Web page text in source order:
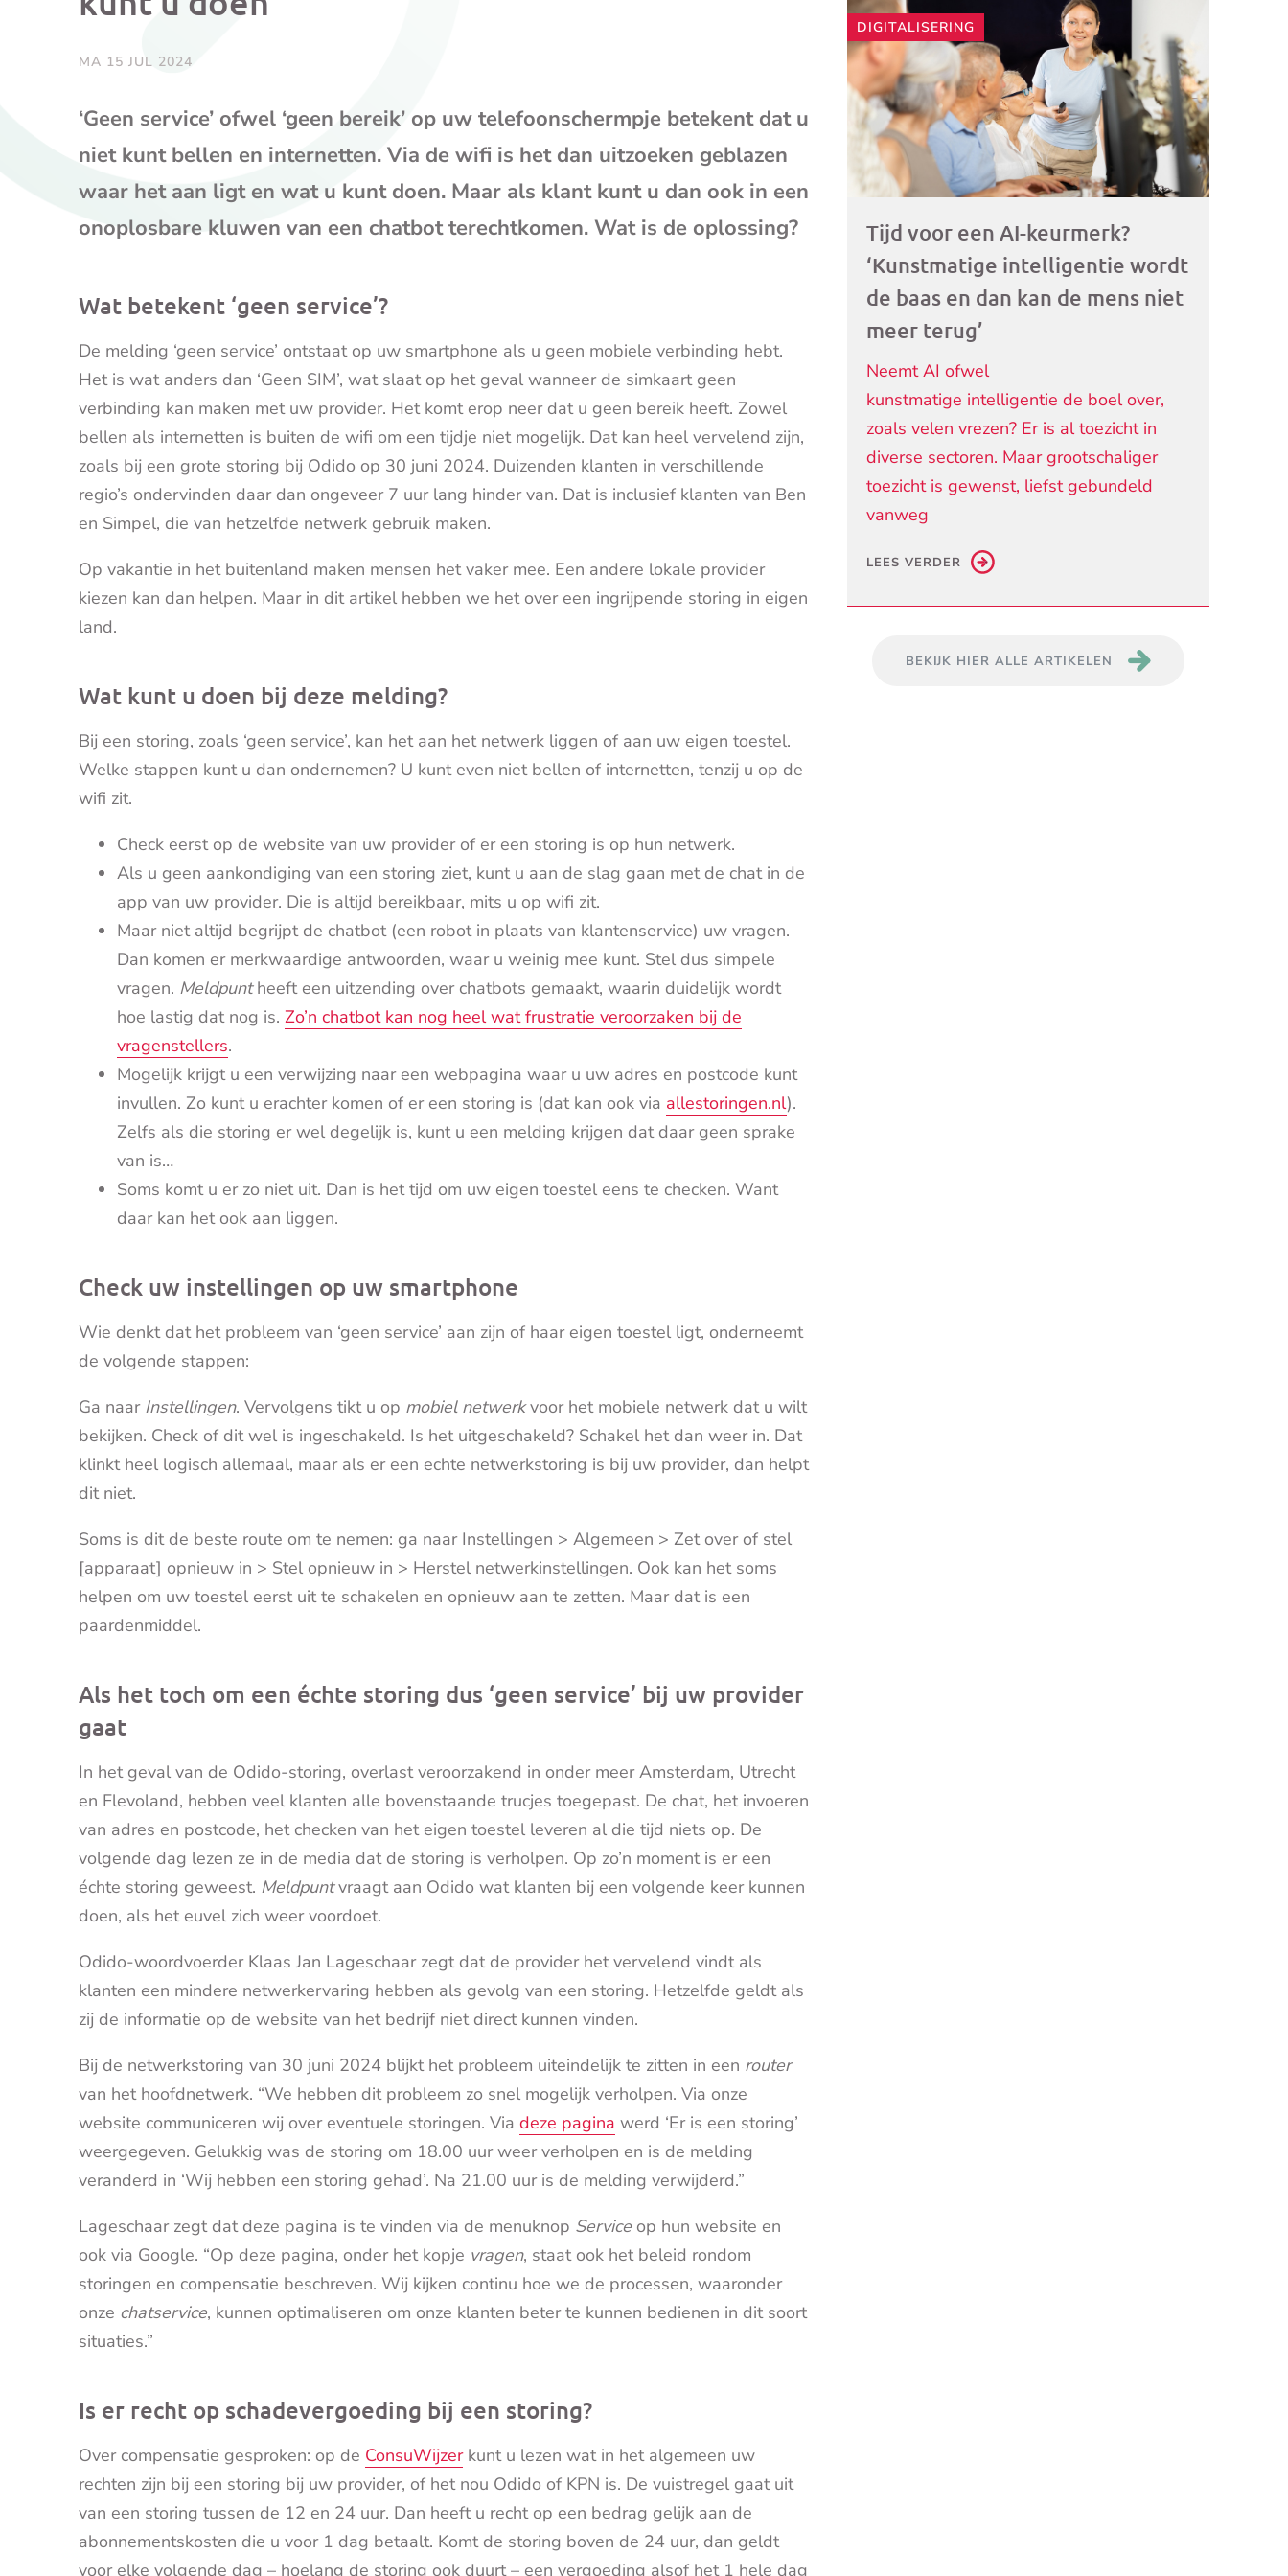
mailprogramma)
MA 15 JUL 2024
‘Geen service’ ofwel ‘geen bereik’ op uw telefoonschermpje betekent dat u
niet kunt bellen en internetten. Via de wifi is het dan uitzoeken geblazen
waar het aan ligt en wat u kunt doen. Maar als klant kunt u dan ook in een
onoplosbare kluwen van een chatbot terechtkomen. Wat is de oplossing?
Wat betekent ‘geen service’?
De melding ‘geen service’ ontstaat op uw smartphone als u geen mobiele verbinding hebt.
Het is wat anders dan ‘Geen SIM’, wat slaat op het geval wanneer de simkaart geen
verbinding kan maken met uw provider. Het komt erop neer dat u geen bereik heeft. Zowel
bellen als internetten is buiten de wifi om een tijdje niet mogelijk. Dat kan heel vervelend zijn,
zoals bij een grote storing bij Odido op 30 juni 2024. Duizenden klanten in verschillende
regio’s ondervinden daar dan ongeveer 7 uur lang hinder van. Dat is inclusief klanten van Ben
en Simpel, die van hetzelfde netwerk gebruik maken.
Op vakantie in het buitenland maken mensen het vaker mee. Een andere lokale provider
kiezen kan dan helpen. Maar in dit artikel hebben we het over een ingrijpende storing in eigen
land.
Wat kunt u doen bij deze melding?
Bij een storing, zoals ‘geen service’, kan het aan het netwerk liggen of aan uw eigen toestel.
Welke stappen kunt u dan ondernemen? U kunt even niet bellen of internetten, tenzij u op de
wifi zit.
Check eerst op de website van uw provider of er een storing is op hun netwerk.
Als u geen aankondiging van een storing ziet, kunt u aan de slag gaan met de chat in de
app van uw provider. Die is altijd bereikbaar, mits u op wifi zit.
Maar niet altijd begrijpt de chatbot (een robot in plaats van klantenservice) uw vragen.
Dan komen er merkwaardige antwoorden, waar u weinig mee kunt. Stel dus simpele
vragen. Meldpuntheeft een uitzending over chatbots gemaakt, waarin duidelijk wordt
hoe lastig dat nog is. Zo’n chatbot kan nog heel wat frustratie veroorzaken bij de
vragenstellers.
Mogelijk krijgt u een verwijzing naar een webpagina waar u uw adres en postcode kunt
invullen. Zo kunt u erachter komen of er een storing is (dat kan ook via allestoringen.nl).
Zelfs als die storing er wel degelijk is, kunt u een melding krijgen dat daar geen sprake
van is…
Soms komt u er zo niet uit. Dan is het tijd om uw eigen toestel eens te checken. Want
daar kan het ook aan liggen.
Check uw instellingen op uw smartphone
Wie denkt dat het probleem van ‘geen service’ aan zijn of haar eigen toestel ligt, onderneemt
de volgende stappen:
Ga naar Instellingen. Vervolgens tikt u op mobiel netwerkvoor het mobiele netwerk dat u wilt
bekijken. Check of dit wel is ingeschakeld. Is het uitgeschakeld? Schakel het dan weer in. Dat
klinkt heel logisch allemaal, maar als er een echte netwerkstoring is bij uw provider, dan helpt
dit niet.
Soms is dit de beste route om te nemen: ga naar Instellingen > Algemeen > Zet over of stel
[apparaat] opnieuw in > Stel opnieuw in > Herstel netwerkinstellingen. Ook kan het soms
helpen om uw toestel eerst uit te schakelen en opnieuw aan te zetten. Maar dat is een
paardenmiddel.
Als het toch om een échte storing dus ‘geen service’ bij uw provider
gaat
In het geval van de Odido-storing, overlast veroorzakend in onder meer Amsterdam, Utrecht
en Flevoland, hebben veel klanten alle bovenstaande trucjes toegepast. De chat, het invoeren
van adres en postcode, het checken van het eigen toestel leveren al die tijd niets op. De
volgende dag lezen ze in de media dat de storing is verholpen. Op zo’n moment is er een
échte storing geweest. Meldpuntvraagt aan Odido wat klanten bij een volgende keer kunnen
doen, als het euvel zich weer voordoet.
Odido-woordvoerder Klaas Jan Lageschaar zegt dat de provider het vervelend vindt als
klanten een mindere netwerkervaring hebben als gevolg van een storing. Hetzelfde geldt als
zij de informatie op de website van het bedrijf niet direct kunnen vinden.
Bij de netwerkstoring van 30 juni 2024 blijkt het probleem uiteindelijk te zitten in een router
van het hoofdnetwerk. “We hebben dit probleem zo snel mogelijk verholpen. Via onze
website communiceren wij over eventuele storingen. Via deze pagina werd ‘Er is een storing’
weergegeven. Gelukkig was de storing om 18.00 uur weer verholpen en is de melding
veranderd in ‘Wij hebben een storing gehad’. Na 21.00 uur is de melding verwijderd.”
Lageschaar zegt dat deze pagina is te vinden via de menuknop Service op hun website en
ook via Google. “Op deze pagina, onder het kopje vragen, staat ook het beleid rondom
storingen en compensatie beschreven. Wij kijken continu hoe we de processen, waaronder
onze chatservice, kunnen optimaliseren om onze klanten beter te kunnen bedienen in dit soort
situaties.”
Is er recht op schadevergoeding bij een storing?
Over compensatie gesproken: op de ConsuWijzerkunt u lezen wat in het algemeen uw
rechten zijn bij een storing bij uw provider, of het nou Odido of KPN is. De vuistregel gaat uit
van een storing tussen de 12 en 24 uur. Dan heeft u recht op een bedrag gelijk aan de
abonnementskosten die u voor 1 dag betaalt. Komt de storing boven de 24 uur, dan geldt
voor elke volgende dag – hoelang de storing ook duurt – een vergoeding alsof het 1 hele dag
DIGITALISERING
Tijd voor een AI-keurmerk?
‘Kunstmatige intelligentie wordt
de baas en dan kan de mens niet
meer terug’
Neemt AI ofwel
kunstmatige intelligentie de boel over,
zoals velen vrezen? Er is al toezicht in
diverse sectoren. Maar grootschaliger
toezicht is gewenst, liefst gebundeld
vanweg
LEES VERDER
BEKIJK HIER ALLE ARTIKELEN